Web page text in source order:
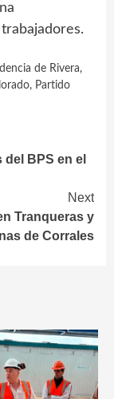
de Rivera,
, Partido
BPS en el
Next
Tranqueras y
de Corrales